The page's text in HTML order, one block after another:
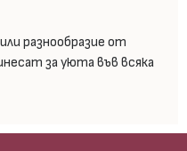
разнообразие от
за уюта във всяка